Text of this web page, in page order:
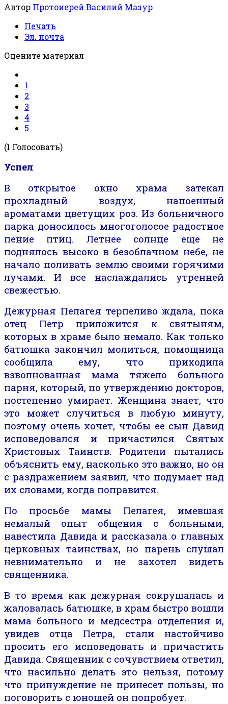
Автор Протоиерей Василий Мазур
Печать
Эл. почта
Оцените материал
1
2
3
4
5
(1 Голосовать)
Успел
В открытое окно храма затекал
прохладный воздух, напоенный
ароматами цветущих роз. Из больничного
парка доносилось многоголосое радостное
пение птиц. Летнее солнце еще не
поднялось высоко в безоблачном небе, не
начало поливать землю своими горячими
лучами. И все наслаждались утренней
свежестью.
Дежурная Пелагея терпеливо ждала, пока
отец Петр приложится к святыням,
которых в храме было немало. Как только
батюшка закончил молиться, помощница
сообщила ему, что приходила
взволнованная мама тяжело больного
парня, который, по утверждению докторов,
постепенно умирает. Женщина знает, что
это может случиться в любую минуту,
поэтому очень хочет, чтобы ее сын Давид
исповедовался и причастился Святых
Христовых Таинств. Родители пытались
объяснить ему, насколько это важно, но он
с раздражением заявил, что подумает над
их словами, когда поправится.
По просьбе мамы Пелагея, имевшая
немалый опыт общения с больными,
навестила Давида и рассказала о главных
церковных таинствах, но парень слушал
невнимательно и не захотел видеть
священника.
В то время как дежурная сокрушалась и
жаловалась батюшке, в храм быстро вошли
мама больного и медсестра отделения и,
увидев отца Петра, стали настойчиво
просить его исповедовать и причастить
Давида. Священник с сочувствием ответил,
что насильно делать это нельзя, потому
что принуждение не принесет пользы, но
поговорить с юношей он попробует.